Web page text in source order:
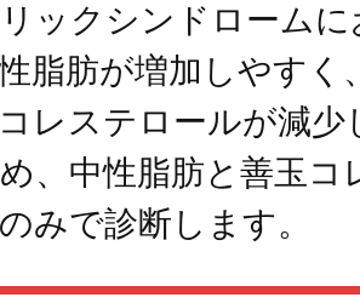
ックシンドローム
脂肪が増加しやすく
レステロールが減少
、中性脂肪と善玉コ
みで診断します。